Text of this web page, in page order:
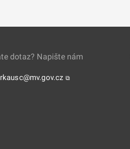
dotaz? Napište nám
⧉